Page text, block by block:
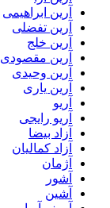
آرین ابراهیمی
آرین تفضلی
آرین خلج
آرین مقصودی
آرین وحیدی
آرین یاری
آریو
آریو رایجی
آزاد بیضا
آزاد کمالیان
آژمان
آشور
آشین